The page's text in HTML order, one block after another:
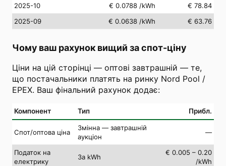
2025-10
€ 0.0788 /kWh
€ 78.84
2025-09
€ 0.0638 /kWh € 63.76
Чому ваш рахунок вищий за спот-ціну
Ціни на цій сторінці — оптові завтрашній — те,
що постачальники платять на ринку Nord Pool /
EPEX. Ваш фінальний рахунок додає:
Компонент Тип Прибл.
Спот/оптова ціна
Змінна — завтрашній
аукціон
—
Податок на
електрику
За kWh
€ 0.005 – 0.20
/kWh